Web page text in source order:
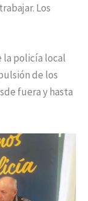
Los
la policía local
de los
fuera y hasta